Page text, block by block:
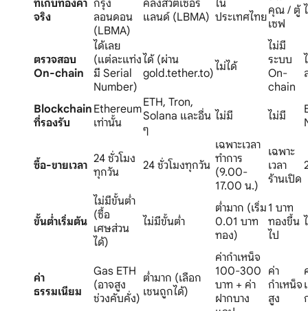
ที่เก็บทองคำ
จริง
กรุง
ลอนดอน
(LBMA)
คลังสวิตเซอร์
แลนด์ (LBMA)
ใน
ประเทศไทยคุณ / ตู้
เซฟ
ตรวจสอบ
On-chain
ได้เลย
(แต่ละแท่ง
มี Serial
Number)
ได้ (ผ่าน
gold.tether.to)ไม่ได้
ไม่มี
ระบบ
On-
chain
Blockchain
ที่รองรับ
Ethereum
เท่านั้น
ETH, Tron,
Solana และอื่น
ๆ
ไม่มี ไม่มี
ซื้อ-ขายเวลา 24 ชั่วโมง
ทุกวัน
24 ชั่วโมงทุกวัน
เฉพาะเวลา
ทำการ
(9.00-
17.00 น.)
เฉพาะ
เวลา
ร้านเปิด
ขั้นต่ำเริ่มต้น
ไม่มีขั้นต่ำ
(ซื้อ
เศษส่วน
ได้)
ไม่มีขั้นต่ำ
ต่ำมาก (เริ่ม
0.01 บาท
ทอง)
1 บาท
ทองขึ้น
ไป
ค่า
ธรรมเนียม
Gas ETH
(อาจสูง
ช่วงคับคั่ง)
ต่ำมาก (เลือก
เชนถูกได้)
ค่ากำเหน็จ
100-300
บาท + ค่า
ฝากบาง
ค่า
กำเหน็จ
สูง